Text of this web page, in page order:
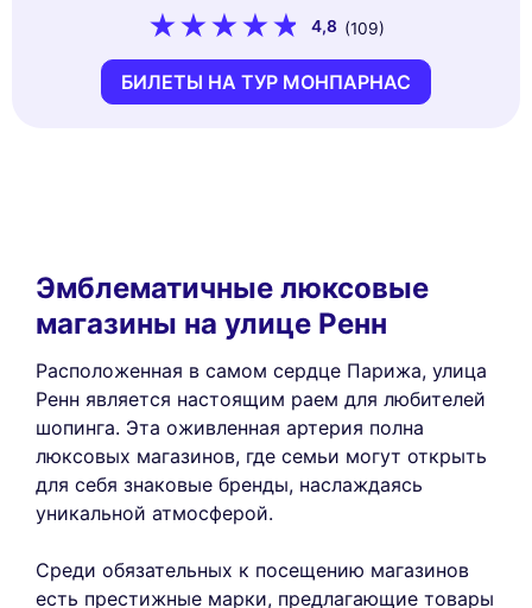
4,8 (109)
БИЛЕТЫ НА ТУР МОНПАРНАС
Эмблематичные люксовые
магазины на улице Ренн
Расположенная в самом сердце Парижа, улица
Ренн является настоящим раем для любителей
шопинга. Эта оживленная артерия полна
люксовых магазинов, где семьи могут открыть
для себя знаковые бренды, наслаждаясь
уникальной атмосферой.
Среди обязательных к посещению магазинов
есть престижные марки, предлагающие товары